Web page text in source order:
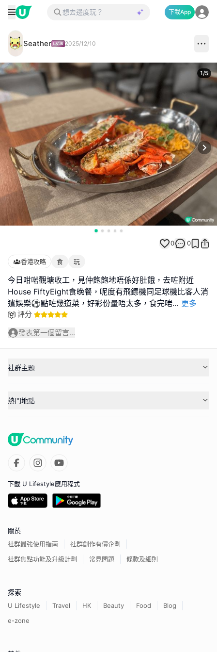
下載App
Seather 2025/12/10
1/5
0 0
香港攻略 食 玩
今日咁啱觀塘收工，見仲飽飽地唔係好肚餓，去咗附近
House FiftyEight食晚餐，呢度有飛鏢機同足球機比客人消
遣娛樂⚽️點咗幾道菜，好彩份量唔太多，食完啱... 更多
評分
發表第一個留言...
社群主題
熱門地點
下載 U Lifestyle應用程式
關於
社群最強使用指南
社群創作有價企劃
社群焦點功能及升級計劃
常見問題 條款及細則
探索
U Lifestyle Travel HK Beauty Food
Blog
e-zone